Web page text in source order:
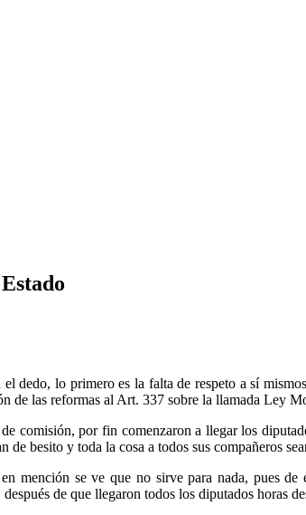
dedo, lo primero es la falta de respeto a sí
de las reformas al Art. 337 sobre la llamada Ley
comisión, por fin comenzaron a llegar los
besito y toda la cosa a todos sus compañeros
mención se ve que no sirve para nada, pues
de que llegaron todos los diputados horas